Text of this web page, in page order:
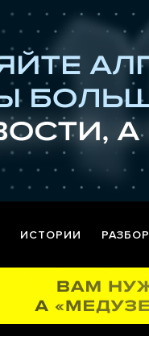
ИСТОРИИ РАЗБОР